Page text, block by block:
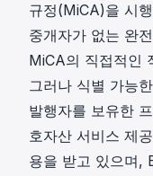
규정(MiCA)을 시
중개자가 없는 완
MiCA의 직접적인
그러나 식별 가능
발행자를 보유한
호자산 서비스 제
용을 받고 있으며,